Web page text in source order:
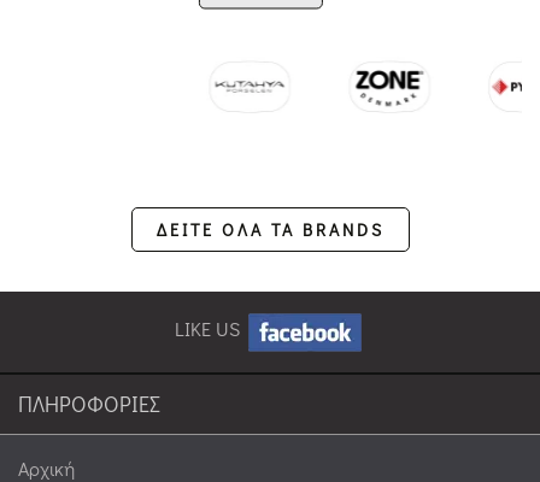
ΔΕΙΤΕ ΟΛΑ ΤΑ BRANDS
LIKE US
ΠΛΗΡΟΦΟΡΙΕΣ
Αρχική